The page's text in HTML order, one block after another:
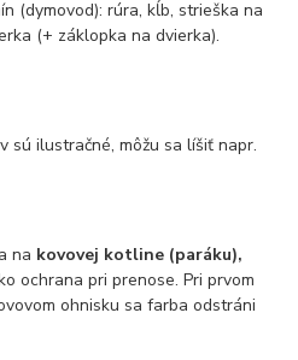
(dymovod): rúra, kĺb, strieška na
(+ záklopka na dvierka).
sú ilustračné, môžu sa líšiť napr.
na kovovej kotline (paráku),
ochrana pri prenose. Pri prvom
ohnisku sa farba odstráni